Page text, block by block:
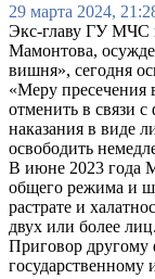
29 марта 2024,
Экс-главу ГУ МЧС
Мамонтова,
вишня», сегодня
«Меру
отменить в связи
наказания в виде
освободить
В июне 2023 года
общего режима и
растрате и
двух или более лиц.
Приговор другому